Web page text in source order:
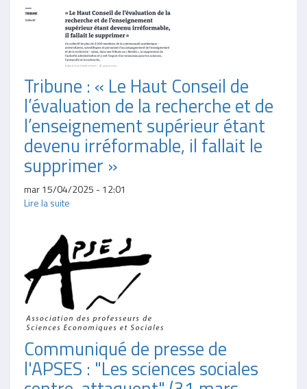
Tribune : « Le Haut Conseil de
l’évaluation de la recherche et de
l’enseignement supérieur étant
devenu irréformable, il fallait le
supprimer »
mar 15/04/2025 - 12:01
Lire la suite
Communiqué de presse de
l'APSES : "Les sciences sociales